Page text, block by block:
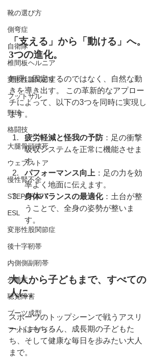
靴の選び方
側弯症
自衛隊
椎間板ヘルニア
変形性膝関節症
フットサル
野球
格闘技
大腿骨頭壊死
ウェブストア
慢性腎不全
STEPCRAFT
ESL
変形性股関節症
後十字靭帯
内側側副靭帯
分離症
聴覚障害
ブーツ成型
フットデザイン
「支える」から「動ける」へ。
3つの進化。
無理に固定するのではなく、自然な動
きを導き出す。 この革新的なアプロー
チによって、以下の3つを同時に実現し
ます。
疲労軽減と怪我の予防 ：足の衝撃
吸収システムを正常に機能させま
す。
パフォーマンス向上 ：足の力を効
率よく地面に伝えます。
身体バランスの最適化：土台が整
うことで、全身の姿勢が整いま
す。
大人から子どもまで、すべての
人に。
スポーツのトップシーンで戦うアスリ
ートはもちろん、成長期の子どもた
ち、そして健康な毎日を歩みたい大人
まで。